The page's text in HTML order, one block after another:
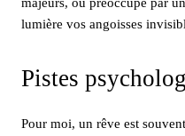
lumière vos angoisses
Pistes
Pour moi, un rêve est